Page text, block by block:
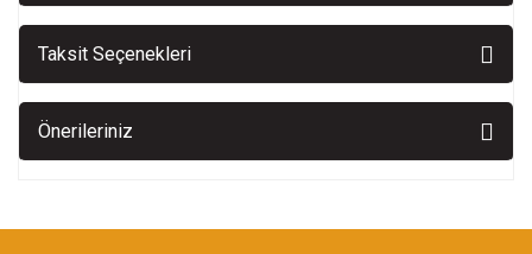
Taksit Seçenekleri
Önerileriniz